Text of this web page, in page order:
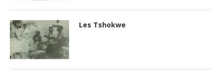
Les Tshokwe